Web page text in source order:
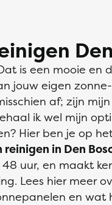
is een mooie en
jouw eigen
af; zijn
ik wel mijn
Hier ben je op
in Den
uur, en maakt
Lees hier meer
en wat